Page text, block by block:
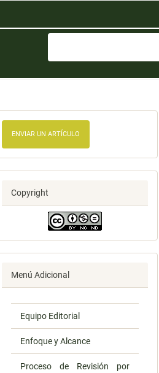
ENVIAR UN ARTÍCULO
Copyright
Menú Adicional
Equipo Editorial
Enfoque y Alcance
Proceso de Revisión por